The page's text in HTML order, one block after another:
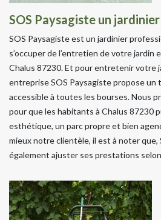
SOS Paysagiste un
SOS Paysagiste est un jardinier
s’occuper de l’entretien de votre jardin
Chalus 87230. Et pour entretenir votre
entreprise SOS Paysagiste propose un
accessible à toutes les bourses. Nous
pour que les habitants à Chalus 87230
esthétique, un parc propre et bien
mieux notre clientèle, il est à noter que,
également ajuster ses prestations